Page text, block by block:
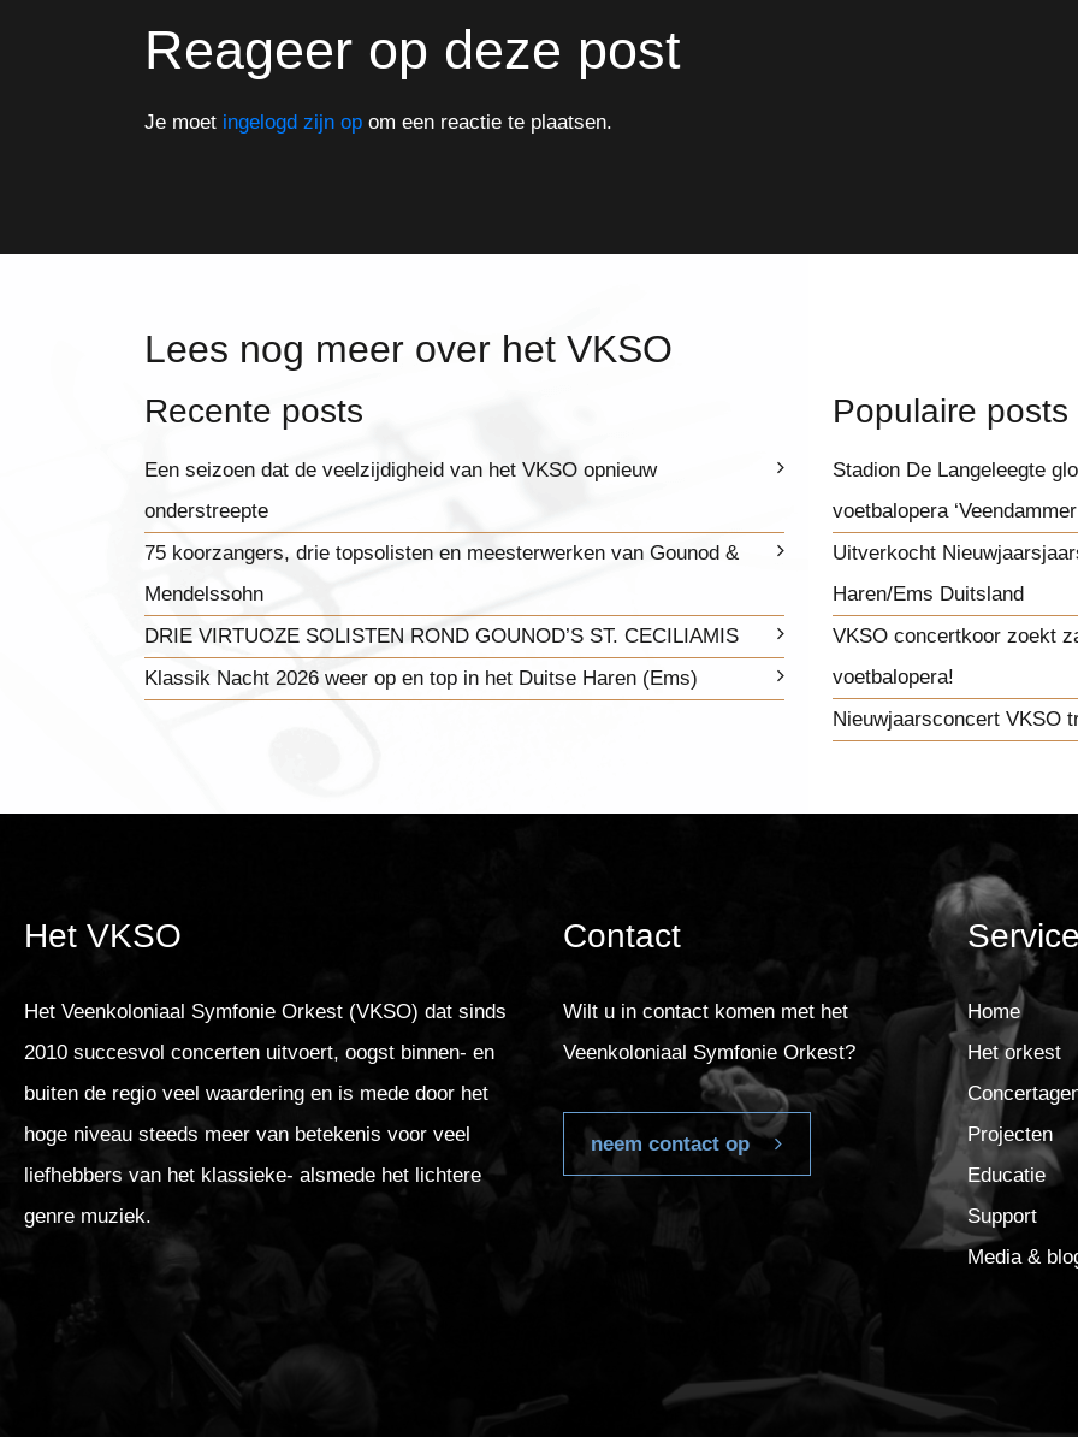
Reageer op deze post
Je moet ingelogd zijn op om een reactie te plaatsen.
Lees nog meer over het VKSO
Recente posts
Een seizoen dat de veelzijdigheid van het VKSO opnieuw
onderstreepte
75 koorzangers, drie topsolisten en meesterwerken van Gounod &
Mendelssohn
DRIE VIRTUOZE SOLISTEN ROND GOUNOD’S ST. CECILIAMIS
Klassik Nacht 2026 weer op en top in het Duitse Haren (Ems)
Populaire posts
Stadion De Langeleegte
voetbalopera ‘Veendammer
Uitverkocht
Haren/Ems Duitsland
VKSO concertkoor zoekt
voetbalopera!
Nieuwjaarsconcert VKSO
Het VKSO
Het Veenkoloniaal Symfonie Orkest (VKSO) dat sinds
2010 succesvol concerten uitvoert, oogst binnen- en
buiten de regio veel waardering en is mede door het
hoge niveau steeds meer van betekenis voor veel
liefhebbers van het klassieke- alsmede het lichtere
genre muziek.
Contact
Wilt u in contact komen met het
Veenkoloniaal Symfonie Orkest?
neem contact op
Service
Home
Het orkest
Projecten
Educatie
Support
Media &